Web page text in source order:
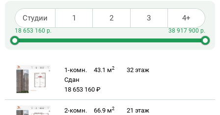
Студии 1 2 3 4+
1-комн. 43.1 м2 32 этаж
Сдан
18 653 160 ₽
2-комн. 66.9 м2 21 этаж